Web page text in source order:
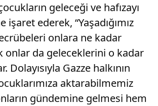
geleceği ve hafızayı
ederek, “Yaşadığımız
onlara ne kadar
onlar da geleceklerini o kadar
Dolayısıyla Gazze halkının
aktarabilmemiz
gündemine gelmesi hem